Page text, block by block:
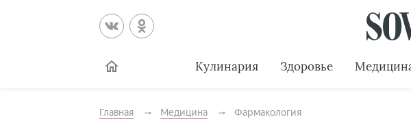
Кулинария Здоровье
Главная Медицина Фармакология